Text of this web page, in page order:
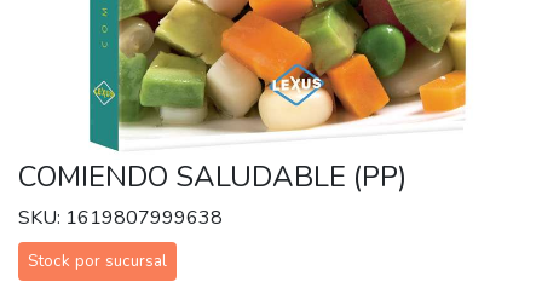
COMIENDO SALUDABLE (PP)
SKU: 1619807999638
Stock por sucursal